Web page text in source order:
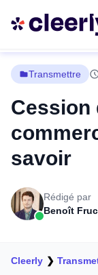
Transmettre
Cession
savoir
Rédigé par
Benoît
Cleerly ❯